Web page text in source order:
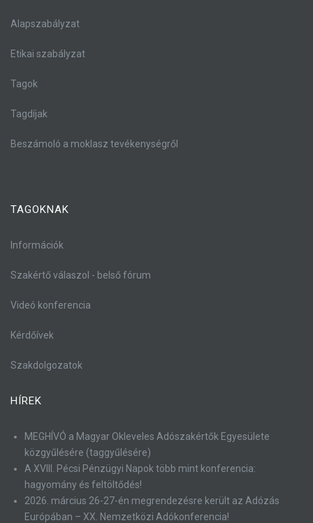
Alapszabályzat
Etikai szabályzat
Tagok
Tagdíjak
Beszámoló a moklasz tevékenységről
TAGOKNAK
Információk
Szakértő válaszol - belső fórum
Videó konferencia
Kérdőívek
Szakdolgozatok
HÍREK
MEGHÍVÓ a Magyar Okleveles Adószakértők Egyesülete
közgyűlésére (taggyűlésére)
A XVIII. Pécsi Pénzügyi Napok több mint konferencia:
hagyomány és feltöltődés!
2026. március 26-27-én megrendezésre került az Adózás
Európában – XX. Nemzetközi Adókonferencia!